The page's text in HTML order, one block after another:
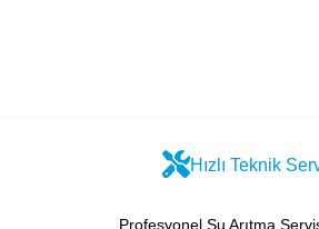
Hızlı Teknik
Profesyonel Su Arıtma